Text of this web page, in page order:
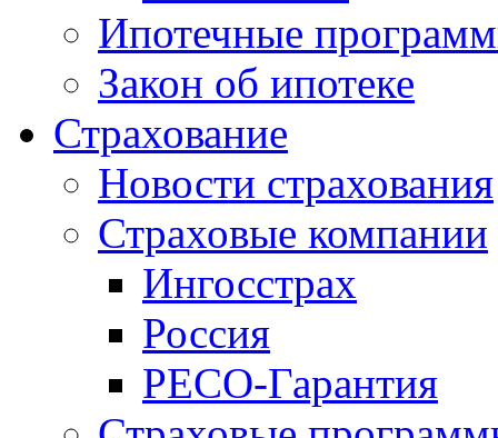
Ипотечные
Закон об ипотеке
Страхование
Новости страхования
Страховые компании
Ингосстрах
Россия
РЕСО-Гарантия